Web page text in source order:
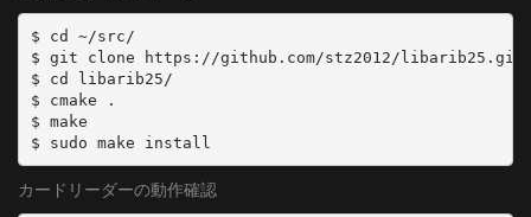
$ cd ~/src/
$ git clone https://github.com/stz2012/libarib25.git
$ cd libarib25/
$ cmake .
$ make
カードリーダーの動作確認